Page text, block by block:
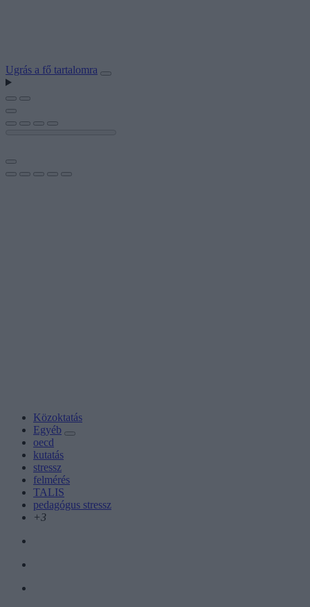
Ugrás a fő tartalomra
Közoktatás
Egyéb
oecd
kutatás
stressz
felmérés
TALIS
pedagógus stressz
+3